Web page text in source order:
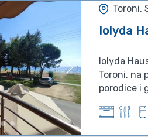
Toroni,
Iolyda
Iolyda
Toroni, na
porodice i